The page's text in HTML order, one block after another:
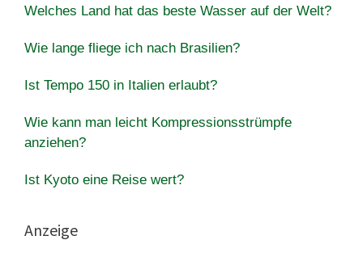
Welches Land hat das beste Wasser auf der Welt?
Wie lange fliege ich nach Brasilien?
Ist Tempo 150 in Italien erlaubt?
Wie kann man leicht Kompressionsstrümpfe
anziehen?
Ist Kyoto eine Reise wert?
Anzeige